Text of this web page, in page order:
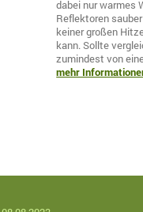
dabei nur warmes
Reflektoren
keiner großen
kann. Sollte
zumindest von
mehr